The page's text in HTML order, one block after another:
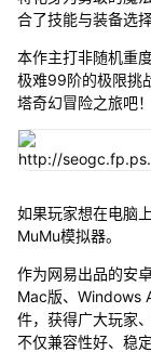
合了技能与装备选
本作主打非随机重
极难99阶的极限挑
塔奇幻冒险之旅吧！
如果玩家想在电脑
MuMu模拟器。
作为网易出品的安
Mac版、Windows
件，获得广大玩家
不仅兼容性好、稳